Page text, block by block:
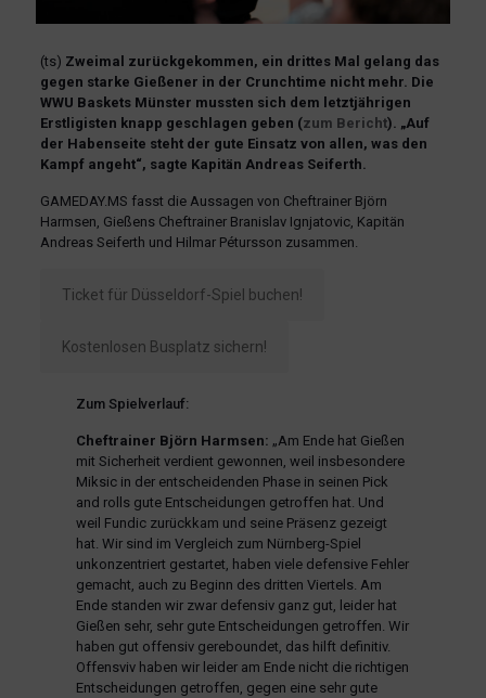
(ts) Zweimal zurückgekommen, ein drittes Mal gelang das
gegen starke Gießener in der Crunchtime nicht mehr. Die
WWU Baskets Münster mussten sich dem letztjährigen
Erstligisten knapp geschlagen geben (zum Bericht). „Auf
der Habenseite steht der gute Einsatz von allen, was den
Kampf angeht“, sagte Kapitän Andreas Seiferth.
GAMEDAY.MS fasst die Aussagen von Cheftrainer Björn
Harmsen, Gießens Cheftrainer Branislav Ignjatovic, Kapitän
Andreas Seiferth und Hilmar Pétursson zusammen.
Ticket für Düsseldorf-Spiel buchen!
Kostenlosen Busplatz sichern!
Zum Spielverlauf:
Cheftrainer Björn Harmsen: „Am Ende hat Gießen
mit Sicherheit verdient gewonnen, weil insbesondere
Miksic in der entscheidenden Phase in seinen Pick
and rolls gute Entscheidungen getroffen hat. Und
weil Fundic zurückkam und seine Präsenz gezeigt
hat. Wir sind im Vergleich zum Nürnberg-Spiel
unkonzentriert gestartet, haben viele defensive Fehler
gemacht, auch zu Beginn des dritten Viertels. Am
Ende standen wir zwar defensiv ganz gut, leider hat
Gießen sehr, sehr gute Entscheidungen getroffen. Wir
haben gut offensiv gereboundet, das hilft definitiv.
Offensviv haben wir leider am Ende nicht die richtigen
Entscheidungen getroffen, gegen eine sehr gute